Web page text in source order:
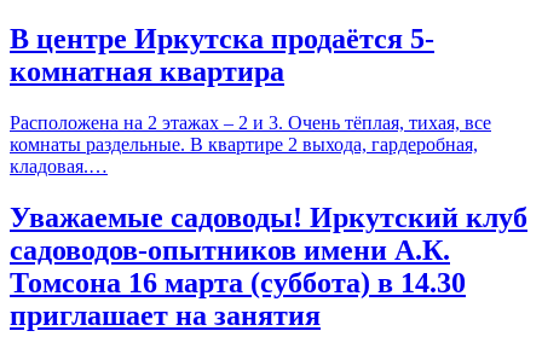
В центре Иркутска продаётся 5-
комнатная квартира
Расположена на 2 этажах – 2 и 3. Очень тёплая, тихая, все
комнаты раздельные. В квартире 2 выхода, гардеробная,
кладовая.…
Уважаемые садоводы! Иркутский клуб
садоводов-опытников имени А.К.
Томсона 16 марта (суббота) в 14.30
приглашает на занятия